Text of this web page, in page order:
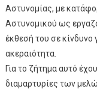
Αστυνομίας, με
Αστυνομικού ως
έκθεσή του σε κίνδυνο
ακεραιότητα.
Για το ζήτημα αυτό
διαμαρτυρίες των